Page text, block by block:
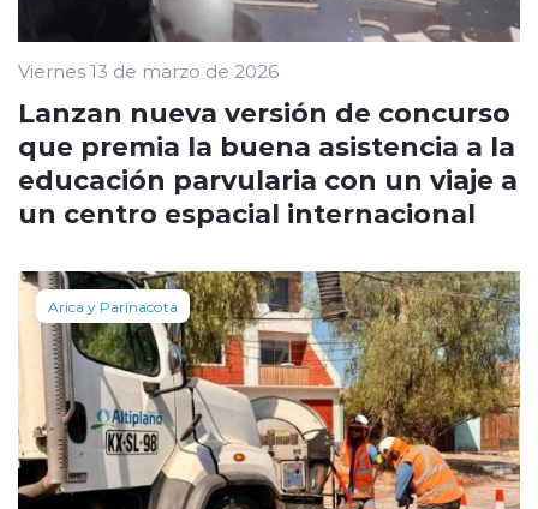
Viernes 13 de marzo de 2026
Lanzan nueva versión de concurso
que premia la buena asistencia a la
educación parvularia con un viaje a
un centro espacial internacional
Arica y Parinacota